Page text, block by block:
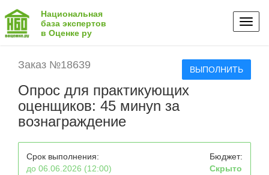
Национальная
база экспертов
в Оценке ру
Заказ №18639 ВЫПОЛНИТЬ
Опрос для практикующих
оценщиков: 45 минуn за
вознаграждение
Срок выполнения:
до 06.06.2026 (12:00)
Бюджет:
Скрыто